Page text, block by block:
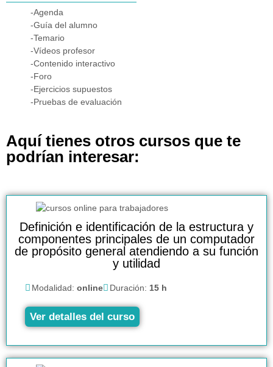
-Agenda
-Guía del alumno
-Temario
-Vídeos profesor
-Contenido interactivo
-Foro
-Ejercicios supuestos
-Pruebas de evaluación
Aquí tienes otros cursos que te
podrían interesar:
Definición e identificación de la estructura y
componentes principales de un computador
de propósito general atendiendo a su función
y utilidad
Modalidad: online Duración: 15 h
Ver detalles del curso